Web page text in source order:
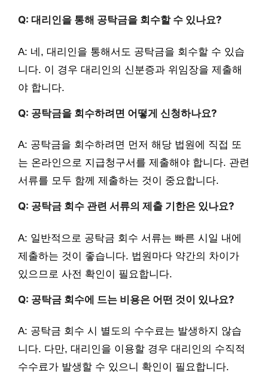
Q: 대리인을 통해 공탁금을 회수할 수 있나요?
A: 네, 대리인을 통해서도 공탁금을 회수할 수 있습
니다. 이 경우 대리인의 신분증과 위임장을 제출해
야 합니다.
Q: 공탁금을 회수하려면 어떻게 신청하나요?
A: 공탁금을 회수하려면 먼저 해당 법원에 직접 또
는 온라인으로 지급청구서를 제출해야 합니다. 관련
서류를 모두 함께 제출하는 것이 중요합니다.
Q: 공탁금 회수 관련 서류의 제출 기한은 있나요?
A: 일반적으로 공탁금 회수 서류는 빠른 시일 내에
제출하는 것이 좋습니다. 법원마다 약간의 차이가
있으므로 사전 확인이 필요합니다.
Q: 공탁금 회수에 드는 비용은 어떤 것이 있나요?
A: 공탁금 회수 시 별도의 수수료는 발생하지 않습
니다. 다만, 대리인을 이용할 경우 대리인의 수직적
수수료가 발생할 수 있으니 확인이 필요합니다.